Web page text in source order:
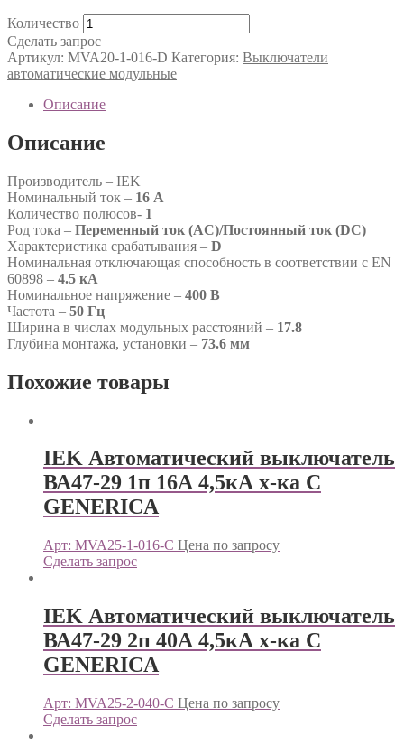
Количество
Сделать запрос
Артикул: MVA20-1-016-D Категория: Выключатели
автоматические модульные
Описание
Описание
Производитель – IEK
Номинальный ток – 16 А
Количество полюсов- 1
Род тока – Переменный ток (AC)/Постоянный ток (DC)
Характеристика срабатывания – D
Номинальная отключающая способность в соответствии с EN
60898 – 4.5 кА
Номинальное напряжение – 400 В
Частота – 50 Гц
Ширина в числах модульных расстояний – 17.8
Глубина монтажа, установки – 73.6 мм
Похожие товары
IEK Автоматический выключатель
ВА47-29 1п 16А 4,5кА х-ка С
GENERICА
Арт: MVA25-1-016-C Цена по запросу
Сделать запрос
IEK Автоматический выключатель
ВА47-29 2п 40А 4,5кА х-ка С
GENERICА
Арт: MVA25-2-040-C Цена по запросу
Сделать запрос